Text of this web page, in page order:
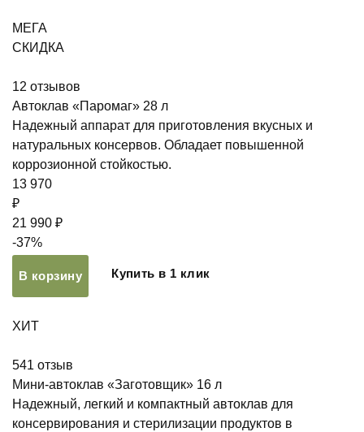
МЕГА
СКИДКА
12 отзывов
Автоклав «Паромаг» 28 л
Надежный аппарат для приготовления вкусных и
натуральных консервов. Обладает повышенной
коррозионной стойкостью.
13 970
₽
21 990 ₽
-37%
В корзину Купить в 1 клик
ХИТ
541 отзыв
Мини-автоклав «Заготовщик» 16 л
Надежный, легкий и компактный автоклав для
консервирования и стерилизации продуктов в